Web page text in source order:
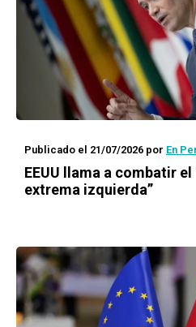
Publicado el 21/07/2026 por En
EEUU llama a combatir
extrema izquierda”